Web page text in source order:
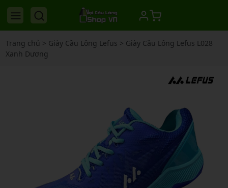
Trang chủ > Giày Cầu Lông Lefus > Giày Cầu Lông Lefus L028
Xanh Dương